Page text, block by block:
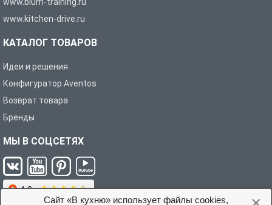
Сайт «В кухню» использует файлы cookies,
www.kitchen-drive.ru
КАТАЛОГ ТОВАРОВ
Идеи и решения
Конфигуратор Aventos
Возврат товара
Бренды
МЫ В СОЦСЕТЯХ